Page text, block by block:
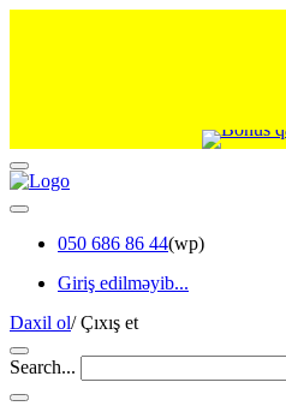
050 686 86 44(wp)
Giriş edilməyib...
Daxil ol/Çıxış et
Search...